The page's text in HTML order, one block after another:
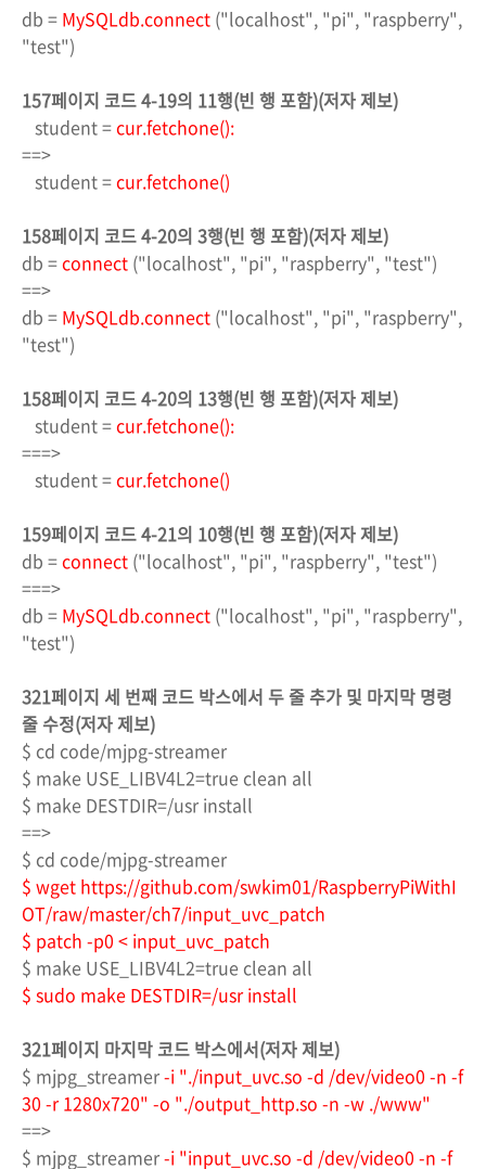
db = MySQLdb.connect ("localhost", "pi", "raspberry",
"test")
157페이지 코드 4-19의 11행(빈 행 포함)(저자 제보)
student =cur.fetchone():
==>
student =cur.fetchone()
158페이지 코드 4-20의 3행(빈 행 포함)(저자 제보)
db =connect ("localhost", "pi", "raspberry", "test")
==>
db = MySQLdb.connect ("localhost", "pi", "raspberry",
"test")
158페이지 코드 4-20의 13행(빈 행 포함)(저자 제보)
student =cur.fetchone():
===>
student =cur.fetchone()
159페이지 코드 4-21의 10행(빈 행 포함)(저자 제보)
db =connect ("localhost", "pi", "raspberry", "test")
===>
db = MySQLdb.connect ("localhost", "pi", "raspberry",
"test")
321페이지 세 번째 코드 박스에서 두 줄 추가 및 마지막 명령
줄 수정(저자 제보)
$ cd code/mjpg-streamer
$ make USE_LIBV4L2=true clean all
$ make DESTDIR=/usr install
==>
$ cd code/mjpg-streamer
$ wget https://github.com/swkim01/RaspberryPiWithI
OT/raw/master/ch7/input_uvc_patch
$ patch -p0 < input_uvc_patch
$ make USE_LIBV4L2=true clean all
$ sudo make DESTDIR=/usr install
321페이지 마지막 코드 박스에서(저자 제보)
$ mjpg_streamer-i "./input_uvc.so -d /dev/video0 -n -f
30 -r 1280x720" -o "./output_http.so -n -w ./www"
==>
$ mjpg_streamer-i "input_uvc.so -d /dev/video0 -n -f